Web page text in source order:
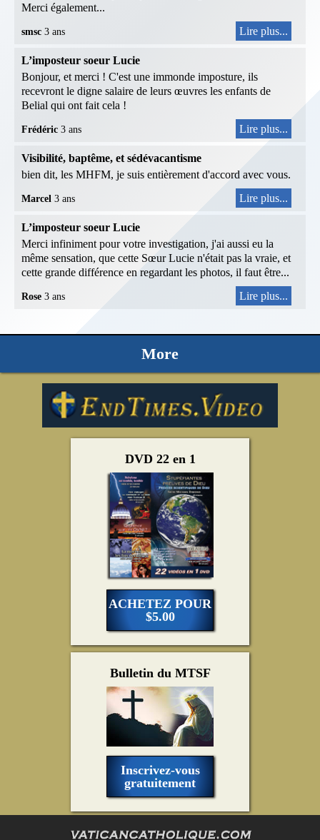
Merci également...
smsc 3 ans Lire plus...
L’imposteur soeur Lucie
Bonjour, et merci ! C'est une immonde imposture, ils
recevront le digne salaire de leurs œuvres les enfants de
Belial qui ont fait cela !
Frédéric 3 ans Lire plus...
Visibilité, baptême, et sédévacantisme
bien dit, les MHFM, je suis entièrement d'accord avec vous.
Marcel 3 ans Lire plus...
L’imposteur soeur Lucie
Merci infiniment pour votre investigation, j'ai aussi eu la
même sensation, que cette Sœur Lucie n'était pas la vraie, et
cette grande différence en regardant les photos, il faut être...
Rose 3 ans Lire plus...
More
DVD 22 en 1
ACHETEZ POUR
$5.00
Bulletin du MTSF
Inscrivez-vous
gratuitement